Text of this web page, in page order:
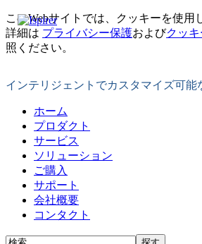
このWebサイトでは、クッキーを使用
詳細は プライバシー保護およびクッ
照ください。
インテリジェントでカスタマイズ可
ホーム
プロダクト
サービス
ソリューション
ご購入
サポート
会社概要
コンタクト